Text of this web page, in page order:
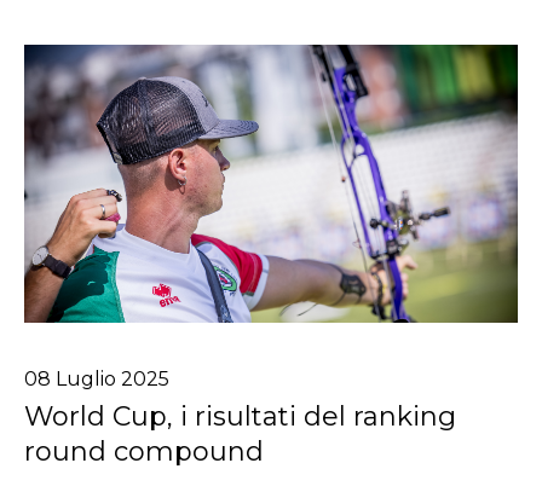
08 Luglio 2025
World Cup, i risultati del ranking
round compound